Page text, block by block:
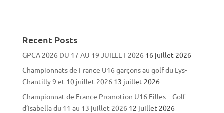
Recent Posts
GPCA 2026 DU 17 AU 19 JUILLET 2026 16 juillet 2026
Championnats de France U16 garçons au golf du Lys-
Chantilly 9 et 10 juillet 2026 13 juillet 2026
Championnat de France Promotion U16 Filles – Golf
d’Isabella du 11 au 13 juillet 2026 12 juillet 2026